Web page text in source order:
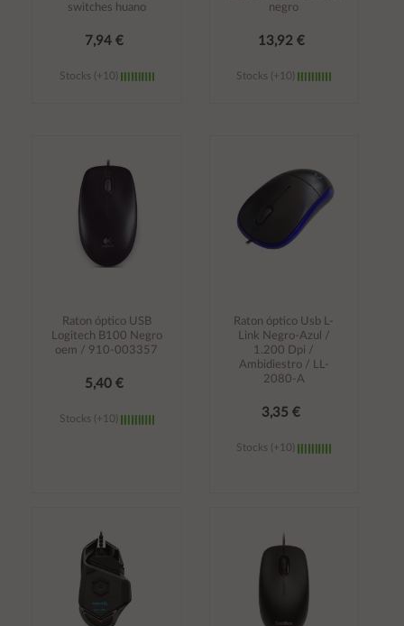
switches huano
7,94 €
Stocks (+10)
carrito
negro
13,92 €
Stocks (+10)
Raton óptico USB
Logitech B100 Negro
oem / 910-003357
5,40 €
Stocks (+10)
carrito
Raton óptico Usb L-
Link Negro-Azul /
1.200 Dpi /
Ambidiestro / LL-
2080-A
3,35 €
Stocks (+10)
carrito